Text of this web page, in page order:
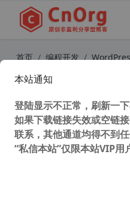
首页 编程开发
WordPress 如何
制替换为自定义
49,790 次浏览次阅读
本站通知
登陆显示不正常，刷新一
如果下载链接失效或空链
联系，其他通道均得不到
“私信本站”仅限本站VIP